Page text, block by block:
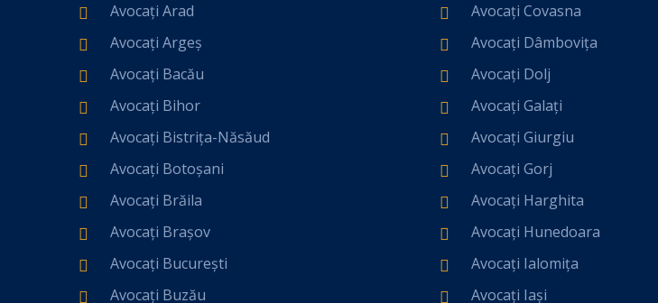
Avocați Arad
Avocați Argeș
Avocați Bacău
Avocați Bihor
Avocați Bistrița-Năsăud
Avocați Botoșani
Avocați Brăila
Avocați Brașov
Avocați București
Avocați Buzău
Avocați Covasna
Avocați Dâmbovița
Avocați Dolj
Avocați Galați
Avocați Giurgiu
Avocați Gorj
Avocați Harghita
Avocați Hunedoara
Avocați Ialomița
Avocați Iași